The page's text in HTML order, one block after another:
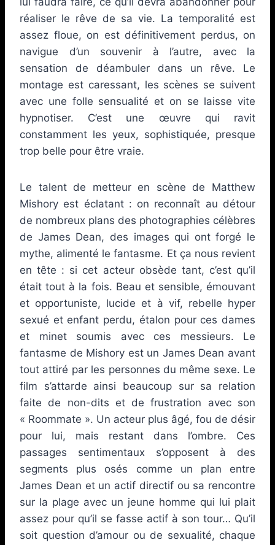
réaliser le rêve de sa vie. La temporalité est
assez floue, on est définitivement perdus, on
navigue d’un souvenir à l’autre, avec la
sensation de déambuler dans un rêve. Le
montage est caressant, les scènes se suivent
avec une folle sensualité et on se laisse vite
hypnotiser. C’est une œuvre qui ravit
constamment les yeux, sophistiquée, presque
trop belle pour être vraie.
Le talent de metteur en scène de Matthew
Mishory est éclatant : on reconnaît au détour
de nombreux plans des photographies célèbres
de James Dean, des images qui ont forgé le
mythe, alimenté le fantasme. Et ça nous revient
en tête : si cet acteur obsède tant, c’est qu’il
était tout à la fois. Beau et sensible, émouvant
et opportuniste, lucide et à vif, rebelle hyper
sexué et enfant perdu, étalon pour ces dames
et minet soumis avec ces messieurs. Le
fantasme de Mishory est un James Dean avant
tout attiré par les personnes du même sexe. Le
film s’attarde ainsi beaucoup sur sa relation
faite de non-dits et de frustration avec son
« Roommate ». Un acteur plus âgé, fou de désir
pour lui, mais restant dans l’ombre. Ces
passages sentimentaux s’opposent à des
segments plus osés comme un plan entre
James Dean et un actif directif ou sa rencontre
sur la plage avec un jeune homme qui lui plait
assez pour qu’il se fasse actif à son tour… Qu’il
soit question d’amour ou de sexualité, chaque